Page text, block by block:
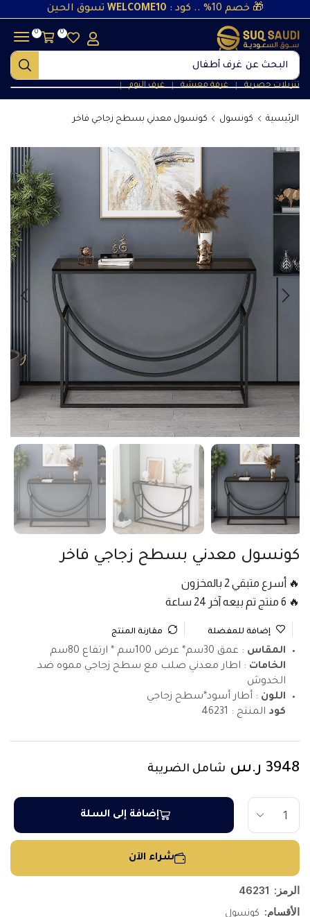
🎁 خصم 10% .. كود : WELCOME10 تسوق الحين
البحث عن غرف أطفال
تنزيلات حصرية ❘ غرفة معيشة ❘ غرف النوم ❘
0
0
الرئيسية كونسول كونسول معدني بسطح زجاجي فاخر
كونسول معدني بسطح زجاجي فاخر
🔥 أسرع متبقي 2 بالمخزون
🔥 6 منتج تم بيعه آخر 24 ساعة
إضافة للمفضلة مقارنة المنتج
المقاس : عمق 30سم* عرض 100سم * ارتفاع 80سم
الخامات : اطار معدني صلب مع سطح زجاجي مموه ضد
الخدوش
اللون : أطار أسود*سطح زجاجي
كود المنتج : 46231
3948 ر.س شامل الضريبة
إضافة إلى السلة
شراء الآن
الرمز: 46231
الأقسام: كونسول